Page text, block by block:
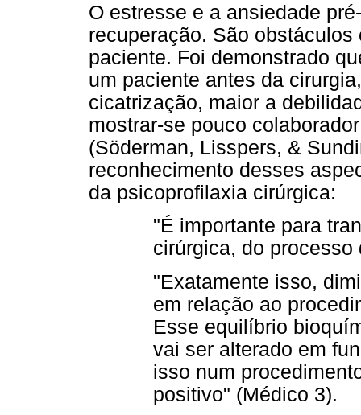
O estresse e a ansiedade
recuperação. São
paciente. Foi demonstrado
um paciente antes da
cicatrização, maior a
mostrar-se pouco
(Söderman, Lisspers, &
reconhecimento desses
da psicoprofilaxia cirúrgica:
"É importante para
cirúrgica, do
"Exatamente isso,
em relação ao
Esse equilíbrio
vai ser alterado em
isso num
positivo" (Médico 3).